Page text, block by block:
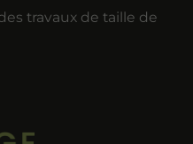
travaux de taille de